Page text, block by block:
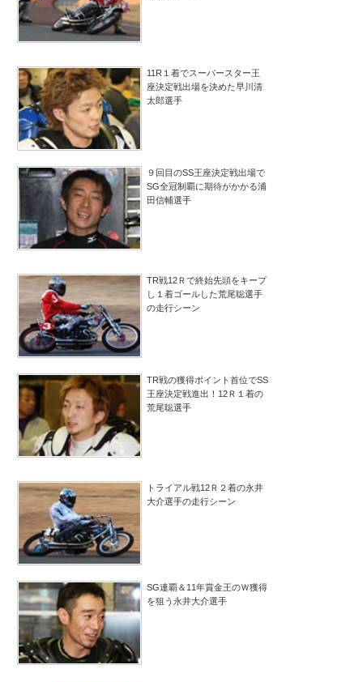
11R１着でスーパースター王
座決定戦出場を決めた早川清
太郎選手
９回目のSS王座決定戦出場で
SG全冠制覇に期待がかかる浦
田信輔選手
TR戦12Ｒで終始先頭をキープ
し１着ゴールした荒尾聡選手
の走行シーン
TR戦の獲得ポイント首位でSS
王座決定戦進出！12Ｒ１着の
荒尾聡選手
トライアル戦12Ｒ２着の永井
大介選手の走行シーン
SG連覇＆11年賞金王のＷ獲得
を狙う永井大介選手